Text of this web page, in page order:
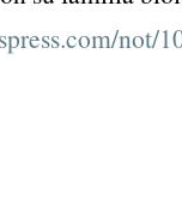
not/